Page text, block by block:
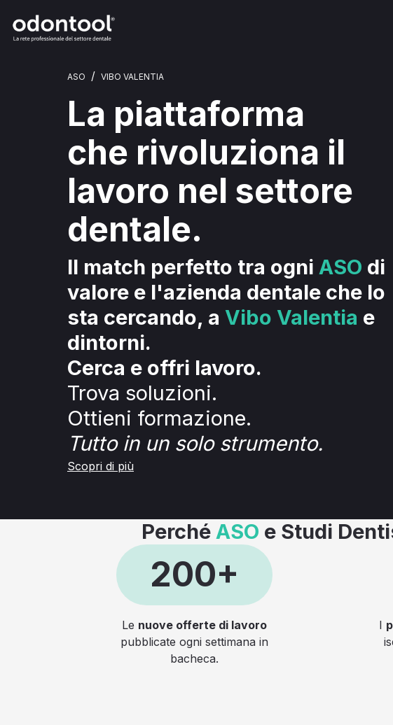
ASO / VIBO VALENTIA
La piattaforma
che rivoluziona il
lavoro nel settore
dentale.
Il match perfetto tra ogni ASO di
valore e l'azienda dentale che lo
sta cercando, a Vibo Valentia e
dintorni.
Cerca e offri lavoro.
Trova soluzioni.
Ottieni formazione.
Tutto in un solo strumento.
Scopri di più
Perché ASO e Studi
200+
Le nuove offerte di lavoro
pubblicate ogni settimana in
bacheca.
I